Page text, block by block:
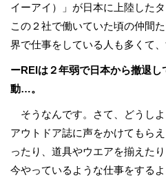
イーアイ）」が日本に上陸した
この２社で働いていた頃の仲間
界で仕事をしている人も多くて、
ーREIは２年弱で日本から撤退
動…。
そうなんです。さて、どうしよ
アウトドア誌に声をかけてもら
ったり、道具やウエアを揃えた
今やっているような仕事をする